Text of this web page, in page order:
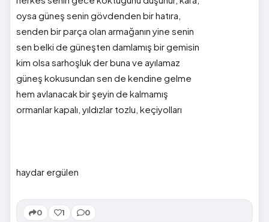
oysa güneş senin gövdenden bir hatıra,
senden bir parça olan armağanın yine senin
sen belki de güneşten damlamış bir gemisin
kim olsa sarhoşluk der buna ve ayılamaz
güneş kokusundan sen de kendine gelme
hem avlanacak bir şeyin de kalmamış
ormanlar kapalı, yıldızlar tozlu, keçiyolları
haydar ergülen
0 1 0